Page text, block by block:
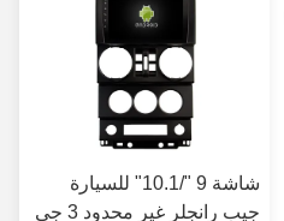
شاشة 9 "/10.1" للسيارة
جيب رانجلر غير محدود 3 جي